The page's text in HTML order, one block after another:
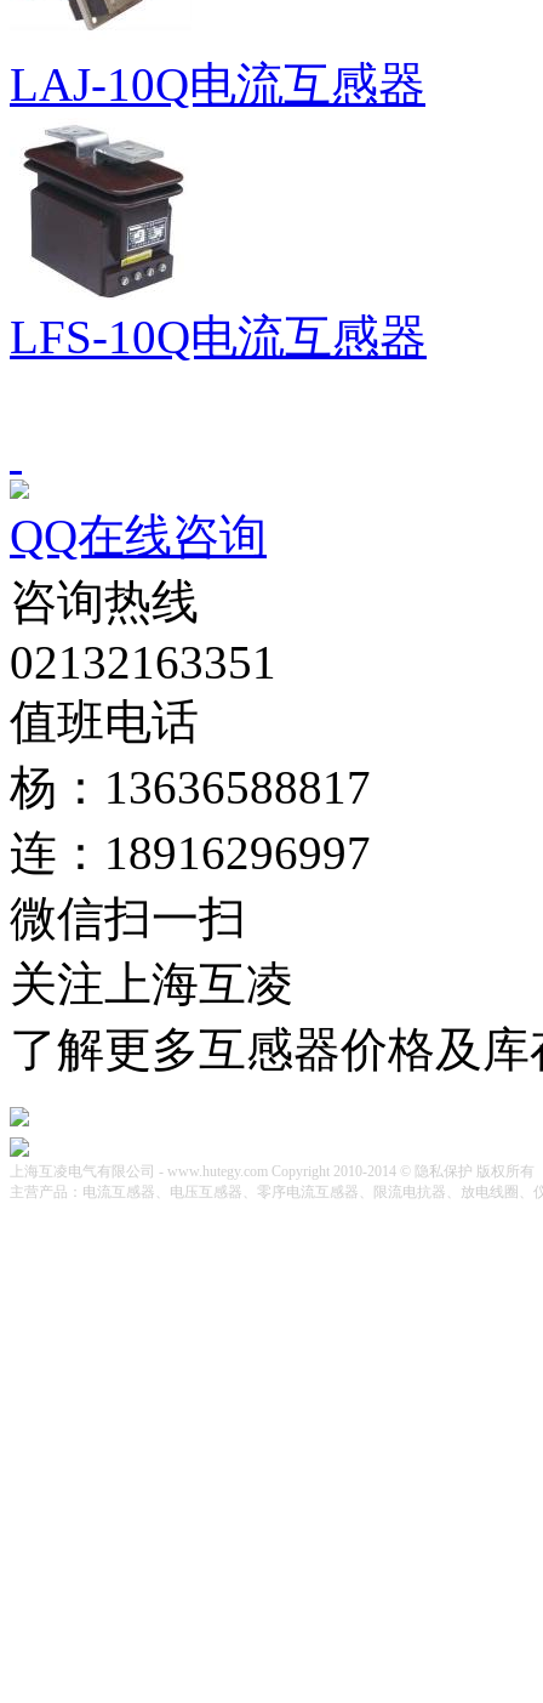
LAJ-10Q电流互感器
LFS-10Q电流互感器
QQ在线咨询
咨询热线
02132163351
值班电话
杨：13636588817
连：18916296997
微信扫一扫
关注上海互凌
了解更多互感器价格及库
上海互凌电气有限公司 - www.hutegy.com Copyright 2010-2014 © 隐私保护 版权所有
主营产品：电流互感器、电压互感器、零序电流互感器、限流电抗器、放电线圈、